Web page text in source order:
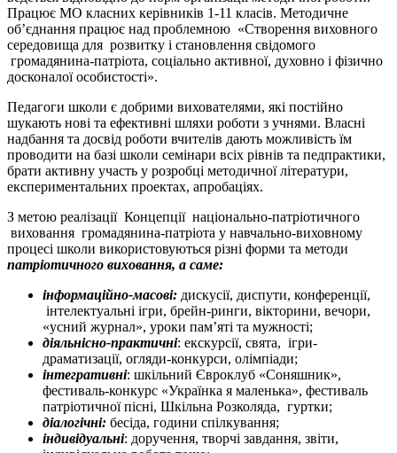
Працює МО класних керівників 1-11 класів. Методичне
об’єднання працює над проблемною «Створення виховного
середовища для розвитку і становлення свідомого
громадянина-патріота, соціально активної, духовно і фізично
досконалої особистості».
Педагоги школи є добрими вихователями, які постійно
шукають нові та ефективні шляхи роботи з учнями. Власні
надбання та досвід роботи вчителів дають можливість їм
проводити на базі школи семінари всіх рівнів та педпрактики,
брати активну участь у розробці методичної літератури,
експериментальних проектах, апробаціях.
З метою реалізації Концепції національно-патріотичного
виховання громадянина-патріота у навчально-виховному
процесі школи використовуються різні форми та методи
патріотичного виховання, а саме:
інформаційно-масові: дискусії, диспути, конференції,
інтелектуальні ігри, брейн-ринги, вікторини, вечори,
«усний журнал», уроки пам’яті та мужності;
діяльнісно-практичні: екскурсії, свята, ігри-
драматизації, огляди-конкурси, олімпіади;
інтегративні: шкільний Євроклуб «Соняшник»,
фестиваль-конкурс «Українка я маленька», фестиваль
патріотичної пісні, Шкільна Розколяда, гуртки;
діалогічні: бесіда, години спілкування;
індивідуальні: доручення, творчі завдання, звіти,